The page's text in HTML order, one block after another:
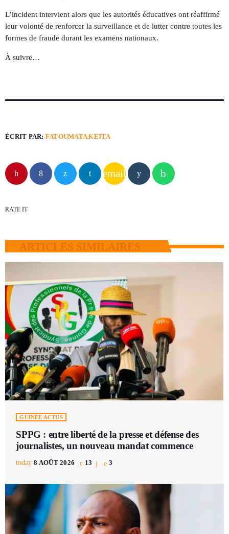
L’incident intervient alors que les autorités éducatives ont réaffirmé
leur volonté de renforcer la surveillance et de lutter contre toutes les
formes de fraude durant les examens nationaux.
À suivre…
ÉCRIT PAR: FATOUMATA KEITA
email
RATE IT
ARTICLES SIMILAIRES
GUINÉE ACTUS
SPPG : entre liberté de la presse et défense des
journalistes, un nouveau mandat commence
today 8 AOÛT 2026 13 3